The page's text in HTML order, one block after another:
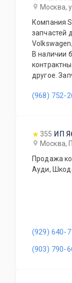
Москва,
Компания
запчастей
В наличии
другое.
(968) 752-
355 ИП
Москва,
Продажа
Ауди,
(929) 640-
(903) 790-